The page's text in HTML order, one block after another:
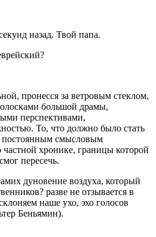
назад. Твой папа.
пронесся за ветровым стеклом,
большой драмы,
перспективами,
То, что должно было стать
постоянным смысловым
хронике, границы которой
пересечь.
дуновение воздуха, который
разве не отзывается в
наше ухо, эхо голосов
Беньямин).